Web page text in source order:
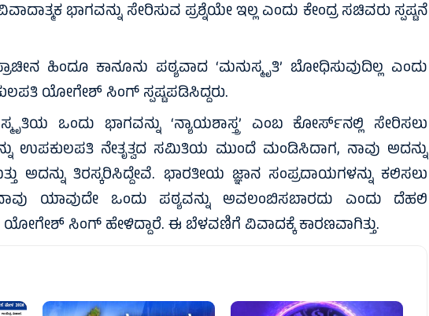
ಭಾಗವನ್ನು ಸೇರಿಸುವ ಪ್ರಶ್ನೆಯೇ ಇಲ್ಲ ಎಂದು ಕೇಂದ್ರ ಸಚಿವರು ಸ್ಪಷ್ಟನೆ
ಹಿಂದೂ ಕಾನೂನು ಪಠ್ಯವಾದ ‘ಮನುಸ್ಮೃತಿ’ ಬೋಧಿಸುವುದಿಲ್ಲ ಎಂದು
ಯೋಗೇಶ್ ಸಿಂಗ್ ಸ್ಪಷ್ಟಪಡಿಸಿದ್ದರು.
ಒಂದು ಭಾಗವನ್ನು ‘ನ್ಯಾಯಶಾಸ್ತ್ರ’ ಎಂಬ ಕೋರ್ಸ್‌ನಲ್ಲಿ ಸೇರಿಸಲು
ಉಪಕುಲಪತಿ ನೇತೃತ್ವದ ಸಮಿತಿಯ ಮುಂದೆ ಮಂಡಿಸಿದಾಗ, ನಾವು ಅದನ್ನು
ಅದನ್ನು ತಿರಸ್ಕರಿಸಿದ್ದೇವೆ. ಭಾರತೀಯ ಜ್ಞಾನ ಸಂಪ್ರದಾಯಗಳನ್ನು ಕಲಿಸಲು
ಯಾವುದೇ ಒಂದು ಪಠ್ಯವನ್ನು ಅವಲಂಬಿಸಬಾರದು ಎಂದು ದೆಹಲಿ
ಸಿಂಗ್ ಹೇಳಿದ್ದಾರೆ. ಈ ಬೆಳವಣಿಗೆ ವಿವಾದಕ್ಕೆ ಕಾರಣವಾಗಿತ್ತು.